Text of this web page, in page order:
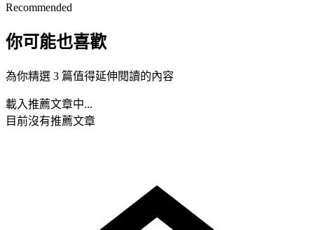
Recommended
你可能也喜歡
為你精選 3 篇值得延伸閱讀的內容
載入推薦文章中...
目前沒有推薦文章